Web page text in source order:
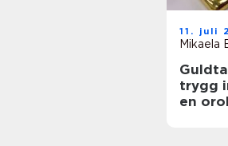
11. juli
Mikaela
trygg
en